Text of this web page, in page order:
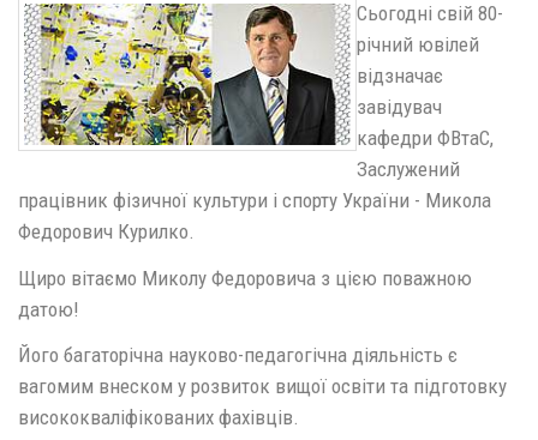
Сьогодні свій 80-
річний ювілей
відзначає
завідувач
кафедри ФВтаС,
Заслужений
працівник фізичної культури і спорту України - Микола
Федорович Курилко.
Щиро вітаємо Миколу Федоровича з цією поважною
датою!
Його багаторічна науково-педагогічна діяльність є
вагомим внеском у розвиток вищої освіти та підготовку
висококваліфікованих фахівців.